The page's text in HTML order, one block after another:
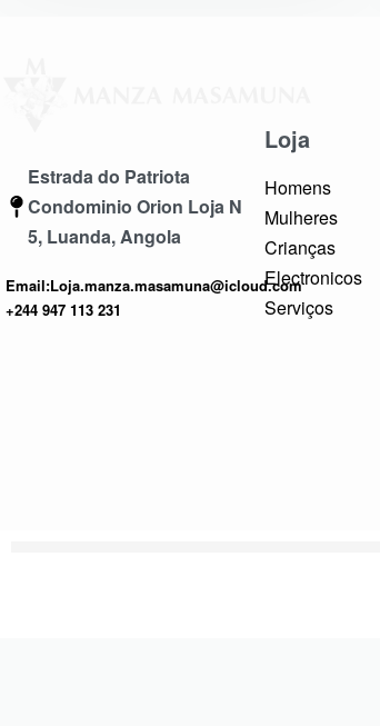
Estrada do Patriota
Condominio Orion Loja N
5, Luanda, Angola
Email:Loja.manza.masamuna@icloud.com
+244 947 113 231
Loja
Homens
Mulheres
Crianças
Electronicos
Serviços